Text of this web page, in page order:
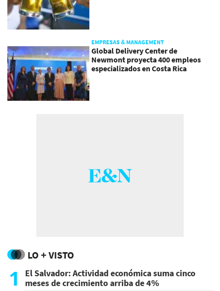
EMPRESAS & MANAGEMENT
Global Delivery Center de
Newmont proyecta 400 empleos
especializados en Costa Rica
LO + VISTO
1
El Salvador: Actividad económica suma cinco
meses de crecimiento arriba de 4%